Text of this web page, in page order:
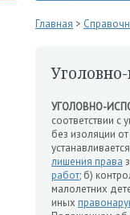
Главная >
УГОЛОВНО-
соответствии с
без изоляции
лишения права
работ; б)
малолетних
иных